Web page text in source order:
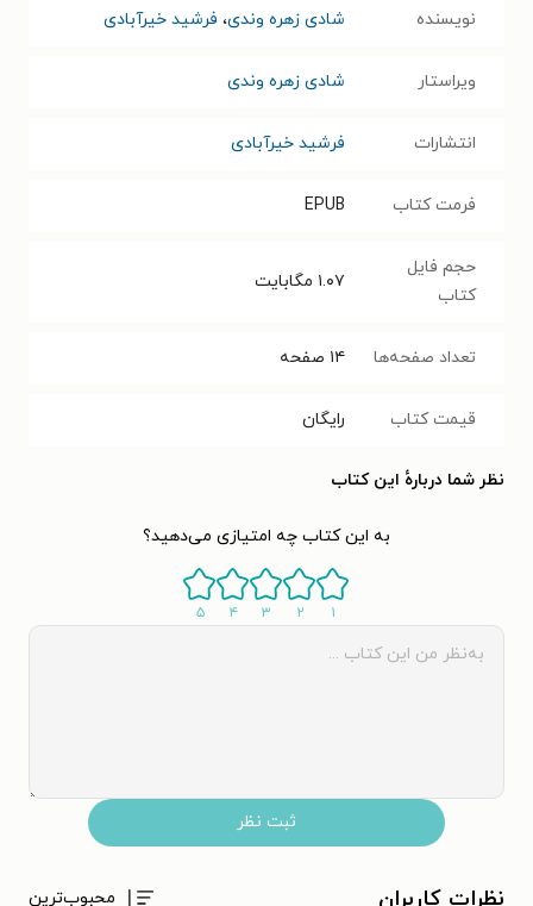
نویسنده شادی زهره وندی، فرشید خیرآبادی
ویراستار شادی زهره وندی
انتشارات فرشید خیرآبادی
فرمت کتاب EPUB
حجم فایل
کتاب
۱.۰۷ مگابایت
تعداد صفحه‌ها ۱۴ صفحه
قیمت کتاب رایگان
نظر شما دربارهٔ این کتاب
به این کتاب چه امتیازی می‌دهید؟
۱ ۲ ۳ ۴ ۵
ثبت نظر
نظرات کاربران محبوب‌ترین